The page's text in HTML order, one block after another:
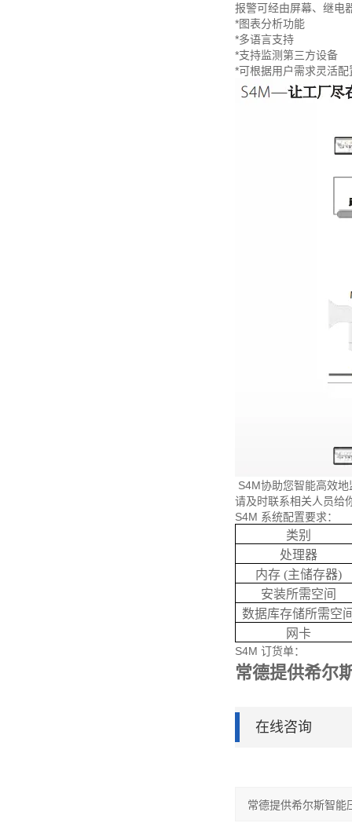
报警可经由屏幕、继电
*图表分析功能
*多语言支持
*支持监测第三方设备
*可根据用户需求灵活配
S4M协助您智能高效
请及时联系相关人员给
S4M 系统配置要求：
类别
处理器
内存 (主储存器)
安装所需空间
数据库存储所需空
网卡
S4M 订货单：
常德提供希尔
在线咨询